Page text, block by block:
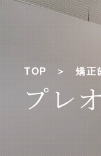
TOP 矯正
プレ